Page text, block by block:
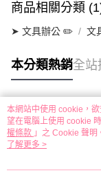
商品相關分類
➤ 文具辦公 ✏️ 文
本分類熱銷全站
熱門標籤
本網站中使用 cookie，
望在電腦上使用 cookie
權條款 」之 Cookie 聲
用條款之 Cookie 聲明使
了解更多 >